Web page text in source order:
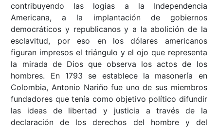
contribuyendo las logias a la Independencia
Americana, a la implantación de gobiernos
democráticos y republicanos y a la abolición de la
esclavitud, por eso en los dólares americanos
figuran impresos el triángulo y el ojo que representa
la mirada de Dios que observa los actos de los
hombres. En 1793 se establece la masonería en
Colombia, Antonio Nariño fue uno de sus miembros
fundadores que tenía como objetivo político difundir
las ideas de libertad y justicia a través de la
declaración de los derechos del hombre y del